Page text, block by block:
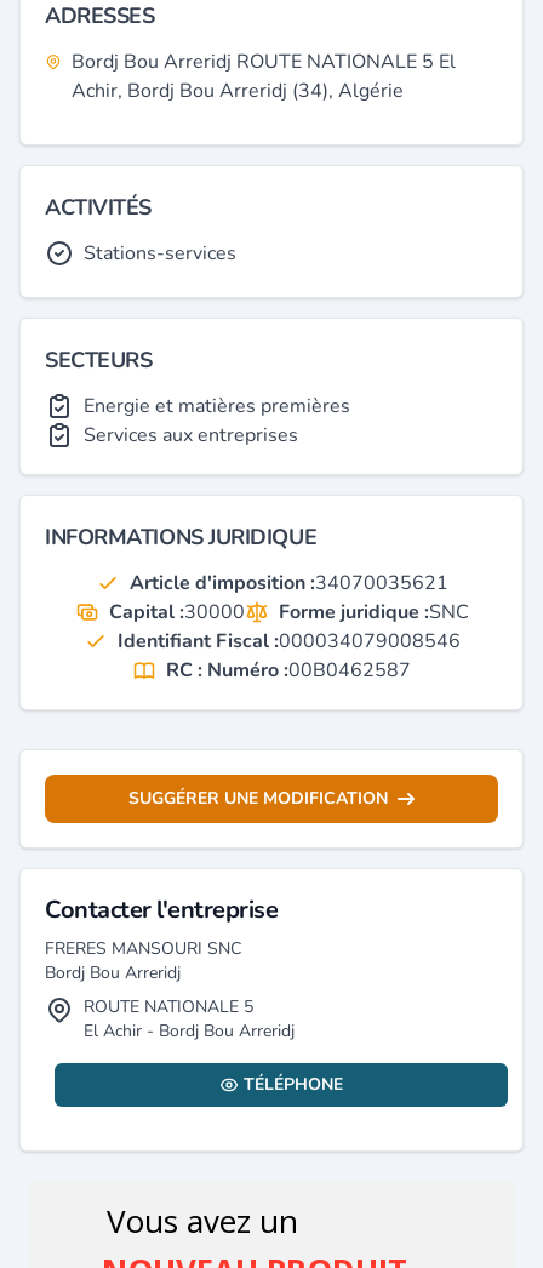
ADRESSES
Bordj Bou Arreridj ROUTE NATIONALE 5 El
Achir, Bordj Bou Arreridj (34), Algérie
ACTIVITÉS
Stations-services
SECTEURS
Energie et matières premières
Services aux entreprises
INFORMATIONS JURIDIQUE
Article d'imposition :34070035621
Capital :30000 Forme juridique :SNC
Identifiant Fiscal :000034079008546
RC : Numéro :00B0462587
SUGGÉRER UNE MODIFICATION
Contacter l'entreprise
FRERES MANSOURI SNC
Bordj Bou Arreridj
ROUTE NATIONALE 5
El Achir - Bordj Bou Arreridj
TÉLÉPHONE